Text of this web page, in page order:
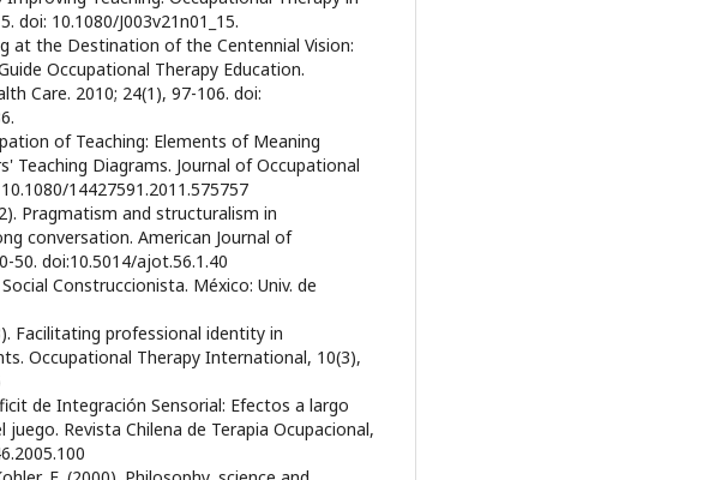
doi: 10.1080/J003v21n01_15.
at the Destination of the Centennial Vision:
Occupational Therapy Education.
Care. 2010; 24(1), 97-106. doi:
of Teaching: Elements of Meaning
Teaching Diagrams. Journal of Occupational
14427591.2011.575757
Pragmatism and structuralism in
conversation. American Journal of
50. doi:10.5014/ajot.56.1.40
Construccionista. México: Univ. de
Facilitating professional identity in
Occupational Therapy International, 10(3),
de Integración Sensorial: Efectos a largo
Revista Chilena de Terapia Ocupacional,